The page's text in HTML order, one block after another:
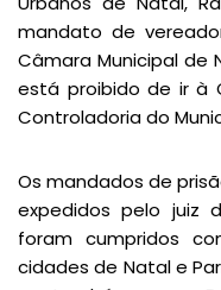
mandato de
Câmara Municipal de
está proibido de ir à
Controladoria do
Os mandados de
expedidos pelo juiz
foram cumpridos
cidades de Natal e